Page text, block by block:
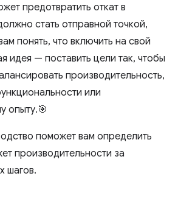
предотвратить откат в
стать отправной точкой,
понять, что включить на свой
идея — поставить цели так, чтобы
производительность,
или
опыту.🎯
поможет вам определить
производительности за
шагов.